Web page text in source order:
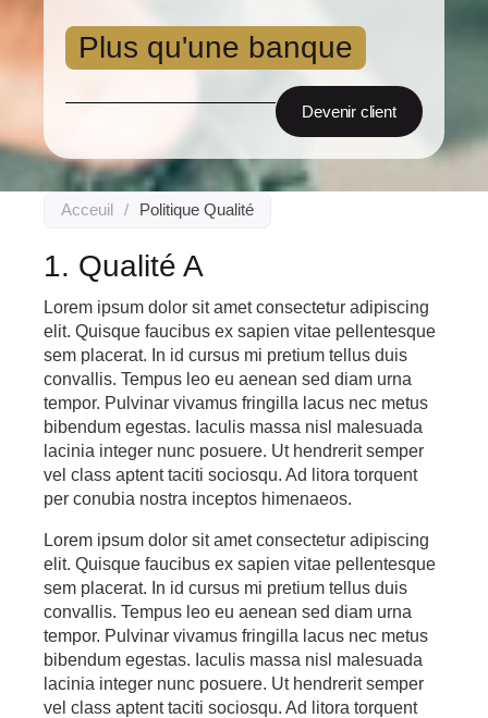
Plus qu'une banque
Devenir client
Acceuil / Politique Qualité
1. Qualité A
Lorem ipsum dolor sit amet consectetur adipiscing
elit. Quisque faucibus ex sapien vitae pellentesque
sem placerat. In id cursus mi pretium tellus duis
convallis. Tempus leo eu aenean sed diam urna
tempor. Pulvinar vivamus fringilla lacus nec metus
bibendum egestas. Iaculis massa nisl malesuada
lacinia integer nunc posuere. Ut hendrerit semper
vel class aptent taciti sociosqu. Ad litora torquent
per conubia nostra inceptos himenaeos.
Lorem ipsum dolor sit amet consectetur adipiscing
elit. Quisque faucibus ex sapien vitae pellentesque
sem placerat. In id cursus mi pretium tellus duis
convallis. Tempus leo eu aenean sed diam urna
tempor. Pulvinar vivamus fringilla lacus nec metus
bibendum egestas. Iaculis massa nisl malesuada
lacinia integer nunc posuere. Ut hendrerit semper
vel class aptent taciti sociosqu. Ad litora torquent